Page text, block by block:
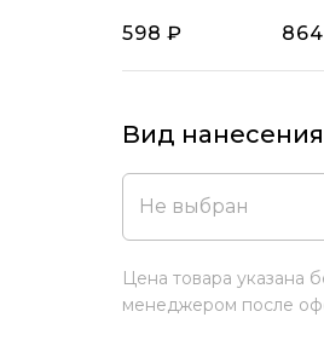
598 ₽
Вид нанесения
Не выбран
Цена товара указана
менеджером после